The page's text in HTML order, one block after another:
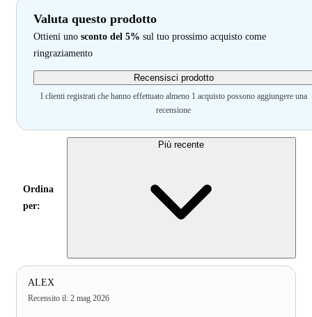
Valuta questo prodotto
Ottieni uno sconto del 5% sul tuo prossimo acquisto come
ringraziamento
Recensisci prodotto
I clienti registrati che hanno effettuato almeno 1 acquisto possono aggiungere una
recensione
Ordina
per:
Più recente
ALEX
Recensito il: 2 mag 2026